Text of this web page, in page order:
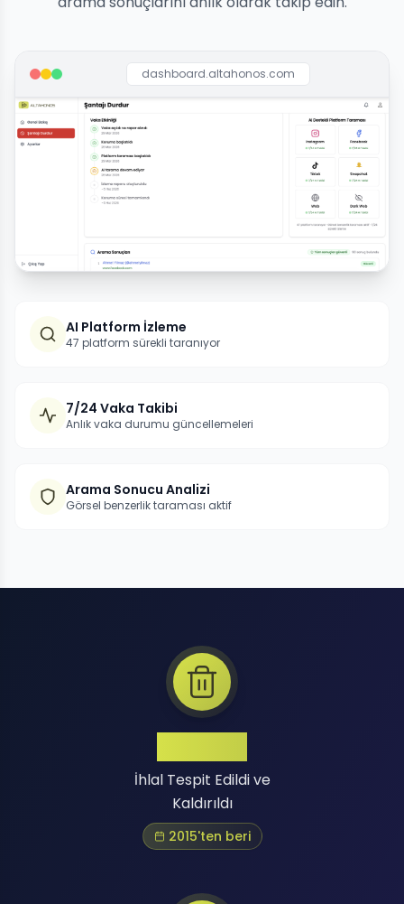
dashboard.altahonos.com
AI Platform İzleme
47 platform sürekli taranıyor
7/24 Vaka Takibi
Anlık vaka durumu güncellemeleri
Arama Sonucu Analizi
Görsel benzerlik taraması aktif
İhlal Tespit Edildi ve
Kaldırıldı
2015'ten beri